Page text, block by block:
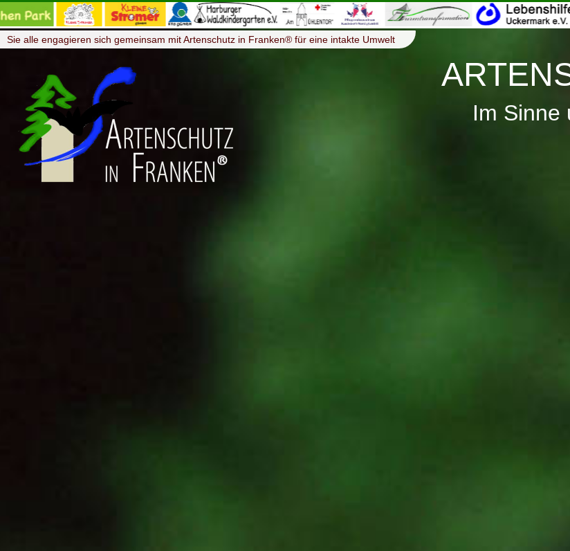
Sie alle engagieren sich gemeinsam mit Artenschutz in Franken® für eine intakte Umwelt
Im Sinne